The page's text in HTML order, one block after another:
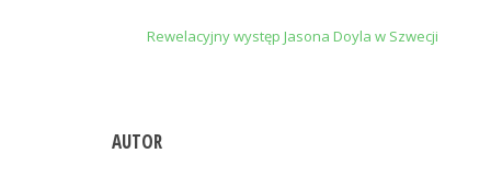
Rewelacyjny występ Jasona Doyla w Szwecji
AUTOR